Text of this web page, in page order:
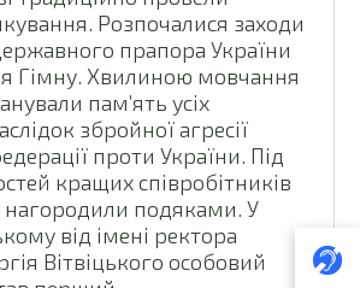
Розпочалися заходи
прапора України
Гімну. Хвилиною мовчання
пам’ять усіх
збройної агресії
проти України. Під
кращих співробітників
нагородили подяками. У
від імені ректора
Вітвіцького особовий